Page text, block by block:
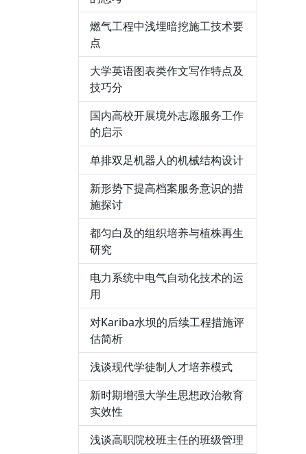
燃气工程中浅埋暗挖施工技术要
点
大学英语图表类作文写作特点及
技巧分
国内高校开展境外志愿服务工作
的启示
单排双足机器人的机械结构设计
新形势下提高档案服务意识的措
施探讨
都匀白及的组织培养与植株再生
研究
电力系统中电气自动化技术的运
用
对Kariba水坝的后续工程措施评
估简析
浅谈现代学徒制人才培养模式
新时期增强大学生思想政治教育
实效性
浅谈高职院校班主任的班级管理